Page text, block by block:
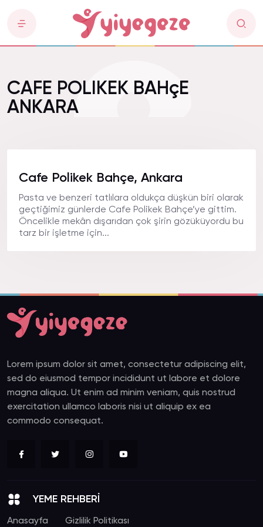
CAFE POLIKEK BAHçE
ANKARA
Cafe Polikek Bahçe, Ankara
Pasta ve benzeri tatlılara oldukça düşkün biri olarak
geçtiğimiz günlerde Cafe Polikek Bahçe’ye gittim.
Öncelikle mekân dışarıdan çok şirin gözüküyordu bu
tarz bir işletme için...
Lorem ipsum dolor sit amet, consectetur adipiscing elit,
sed do eiusmod tempor incididunt ut labore et dolore
magna aliqua. Ut enim ad minim veniam, quis nostrud
exercitation ullamco laboris nisi ut aliquip ex ea
commodo consequat.
YEME REHBERİ
Anasayfa Gizlilik Politikası